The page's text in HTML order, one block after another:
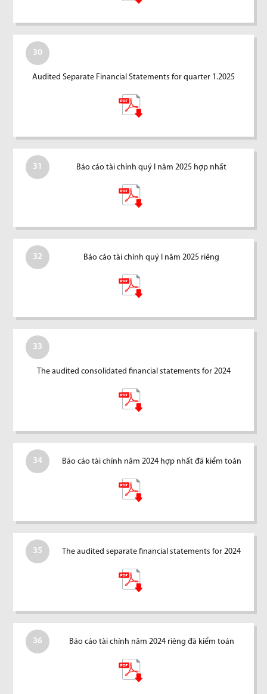
30
Audited Separate Financial Statements for quarter 1.2025
31 Báo cáo tài chính quý I năm 2025 hợp nhất
32 Báo cáo tài chính quý I năm 2025 riêng
33
The audited consolidated financial statements for 2024
34 Báo cáo tài chính năm 2024 hợp nhất đã kiểm toán
35 The audited separate financial statements for 2024
36 Báo cáo tài chính năm 2024 riêng đã kiểm toán